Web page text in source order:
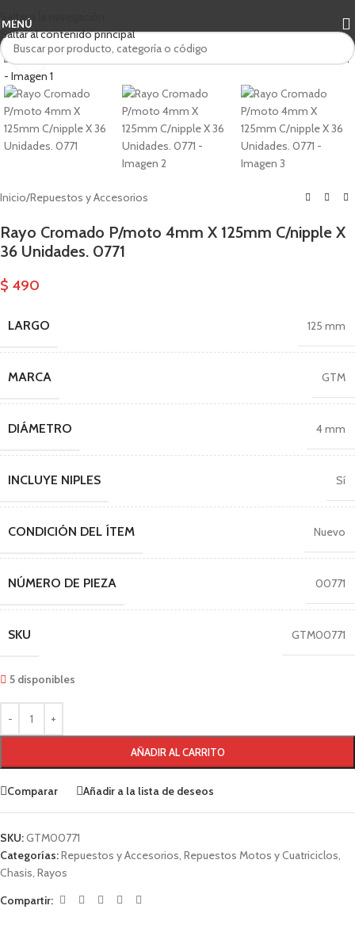
Saltar a la navegación
Saltar al contenido principal
MENÚ
Haga clic para ampliar
Inicio/Repuestos y Accesorios
Rayo Cromado P/moto 4mm X 125mm C/nipple X
36 Unidades. 0771
$ 490
LARGO 125 mm
MARCA GTM
DIÁMETRO 4 mm
INCLUYE NIPLES Sí
CONDICIÓN DEL ÍTEM Nuevo
NÚMERO DE PIEZA 00771
SKU GTM00771
5 disponibles
AÑADIR AL CARRITO
Comparar Añadir a la lista de deseos
SKU:GTM00771
Categorías:Repuestos y Accesorios, Repuestos Motos y Cuatriciclos,
Chasis, Rayos
Compartir: